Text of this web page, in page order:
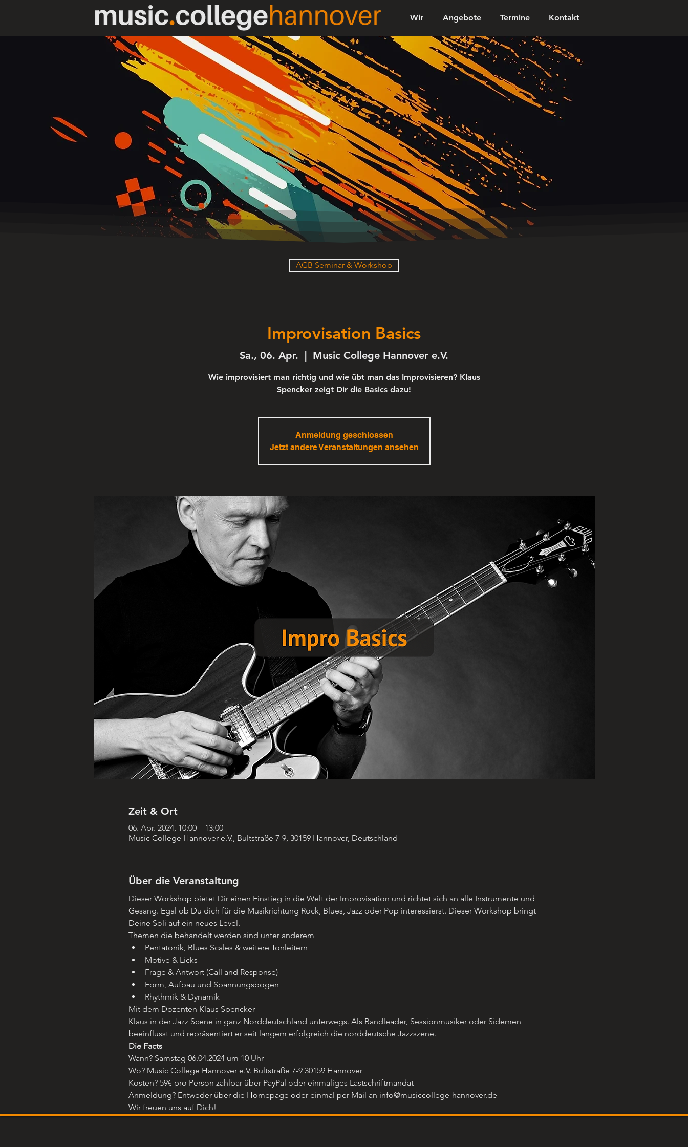
Wir Angebote Termine Kontakt
AGB Seminar & Workshop
Improvisation Basics
Sa., 06. Apr.
  |
Music College Hannover e.V.
Wie improvisiert man richtig und wie übt man das Improvisieren? Klaus
Spencker zeigt Dir die Basics dazu!
Anmeldung geschlossen
Jetzt andere Veranstaltungen ansehen
Zeit & Ort
06. Apr. 2024, 10:00 – 13:00
Music College Hannover e.V., Bultstraße 7-9, 30159 Hannover, Deutschland
Über die Veranstaltung
Dieser Workshop bietet Dir einen Einstieg in die Welt der Improvisation und richtet sich an alle Instrumente und
Gesang. Egal ob Du dich für die Musikrichtung Rock, Blues, Jazz oder Pop interessierst. Dieser Workshop bringt
Deine Soli auf ein neues Level.
Themen die behandelt werden sind unter anderem
Pentatonik, Blues Scales & weitere Tonleitern
Motive & Licks
Frage & Antwort (Call and Response)
Form, Aufbau und Spannungsbogen
Rhythmik & Dynamik
Mit dem Dozenten Klaus Spencker
Klaus in der Jazz Scene in ganz Norddeutschland unterwegs. Als Bandleader, Sessionmusiker oder Sidemen
beeinflusst und repräsentiert er seit langem erfolgreich die norddeutsche Jazzszene.
Die Facts
Wann? Samstag 06.04.2024 um 10 Uhr
Wo? Music College Hannover e.V. Bultstraße 7-9 30159 Hannover
Kosten? 59€ pro Person zahlbar über PayPal oder einmaliges Lastschriftmandat
Anmeldung? Entweder über die Homepage oder einmal per Mail an info@musiccollege-hannover.de
Wir freuen uns auf Dich!